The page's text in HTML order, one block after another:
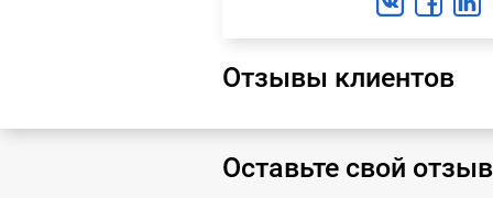
Отзывы клиентов
Оставьте свой отзыв